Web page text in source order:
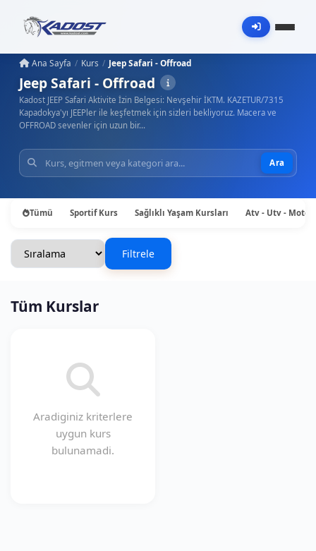
Ana Sayfa Kurs Jeep Safari - Offroad
Jeep Safari - Offroad
Kadost JEEP Safari Aktivite İzin Belgesi: Nevşehir İKTM. KAZETUR/7315
Kapadokya'yı JEEPler ile keşfetmek için sizleri bekliyoruz. Macera ve
OFFROAD sevenler için uzun bir…
Ara
Tümü Sportif Kurs Sağlıklı Yaşam Kursları Atv - Utv -
Filtrele
Tüm Kurslar
Aradiginiz kriterlere
uygun kurs
bulunamadi.